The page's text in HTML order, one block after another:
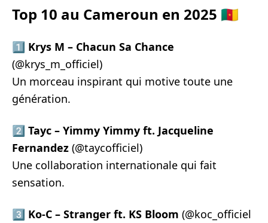
Top 10 au Cameroun en 2025 🇨🇲
1️⃣ Krys M – Chacun Sa Chance
(@krys_m_officiel)
Un morceau inspirant qui motive toute une
génération.
2️⃣ Tayc – Yimmy Yimmy ft. Jacqueline
Fernandez (@taycofficiel)
Une collaboration internationale qui fait
sensation.
3️⃣ Ko-C – Stranger ft. KS Bloom (@koc_officiel